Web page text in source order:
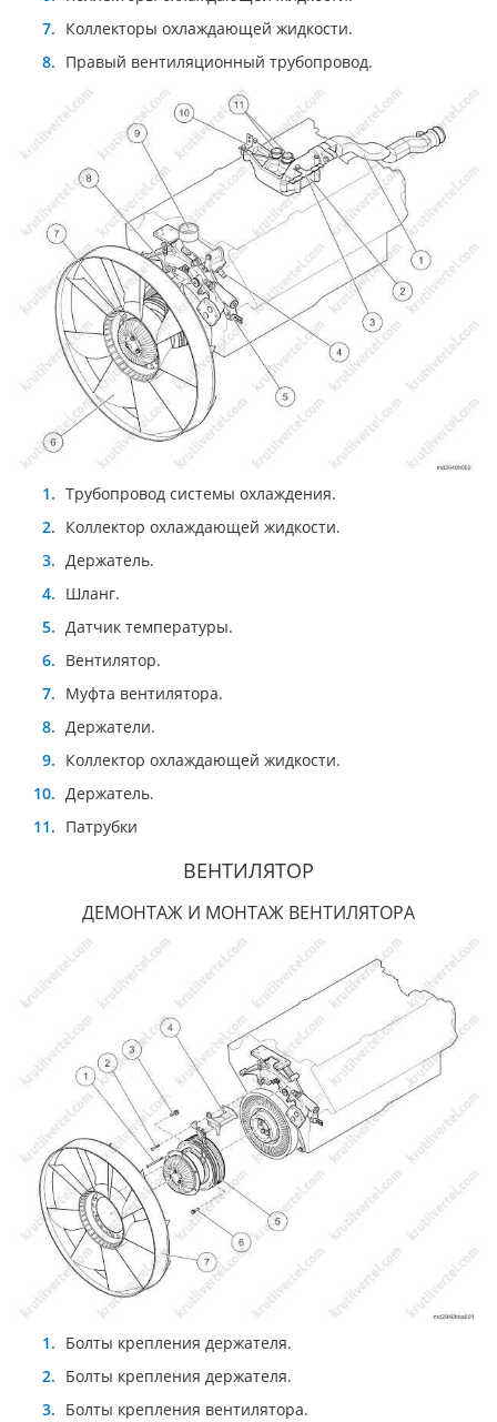
Коллекторы охлаждающей жидкости.
Правый вентиляционный трубопровод.
Трубопровод системы охлаждения.
Коллектор охлаждающей жидкости.
Держатель.
Шланг.
Датчик температуры.
Вентилятор.
Муфта вентилятора.
Держатели.
Коллектор охлаждающей жидкости.
Держатель.
Патрубки
ВЕНТИЛЯТОР
ДЕМОНТАЖ И МОНТАЖ ВЕНТИЛЯТОРА
Болты крепления держателя.
Болты крепления держателя.
Болты крепления вентилятора.